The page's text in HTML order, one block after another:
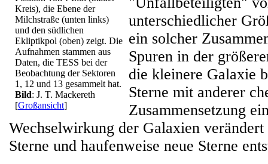
Kreis), die Ebene der
Milchstraße (unten links)
und den südlichen
Ekliptikpol (oben) zeigt. Die
Aufnahmen stammen aus
Daten, die TESS bei der
Beobachtung der Sektoren
1, 12 und 13 gesammelt hat.
Bild: J. T. Mackereth
[Großansicht]
unterschiedlicher
ein solcher
Spuren in der
die kleinere Galaxie
Sterne mit anderer
Zusammensetzung
Wechselwirkung der Galaxien
Sterne und haufenweise neue Sterne